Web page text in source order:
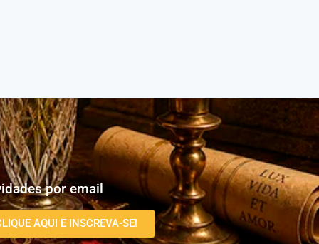
por email
AQUI E INSCREVA-SE!